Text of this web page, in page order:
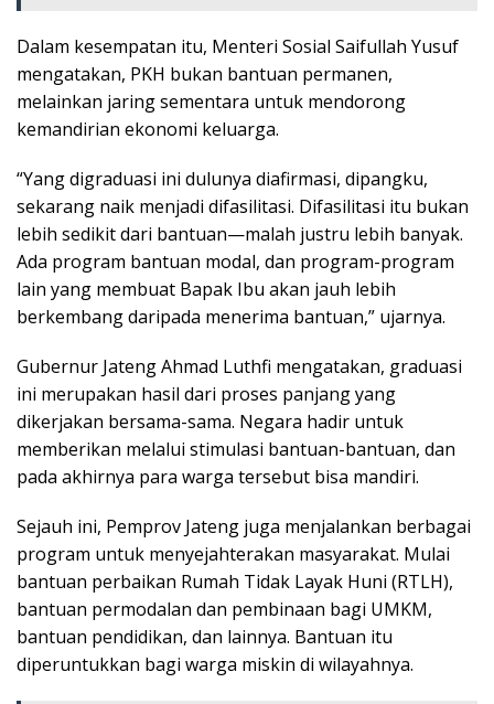
Dalam kesempatan itu, Menteri Sosial Saifullah Yusuf
mengatakan, PKH bukan bantuan permanen,
melainkan jaring sementara untuk mendorong
kemandirian ekonomi keluarga.
“Yang digraduasi ini dulunya diafirmasi, dipangku,
sekarang naik menjadi difasilitasi. Difasilitasi itu bukan
lebih sedikit dari bantuan—malah justru lebih banyak.
Ada program bantuan modal, dan program-program
lain yang membuat Bapak Ibu akan jauh lebih
berkembang daripada menerima bantuan,” ujarnya.
Gubernur Jateng Ahmad Luthfi mengatakan, graduasi
ini merupakan hasil dari proses panjang yang
dikerjakan bersama-sama. Negara hadir untuk
memberikan melalui stimulasi bantuan-bantuan, dan
pada akhirnya para warga tersebut bisa mandiri.
Sejauh ini, Pemprov Jateng juga menjalankan berbagai
program untuk menyejahterakan masyarakat. Mulai
bantuan perbaikan Rumah Tidak Layak Huni (RTLH),
bantuan permodalan dan pembinaan bagi UMKM,
bantuan pendidikan, dan lainnya. Bantuan itu
diperuntukkan bagi warga miskin di wilayahnya.